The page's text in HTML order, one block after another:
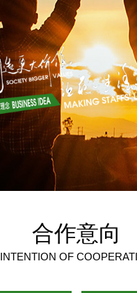
合作意向
INTENTION OF